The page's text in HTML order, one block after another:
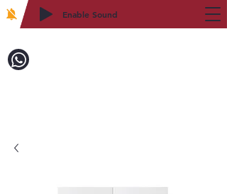
Enable Sound